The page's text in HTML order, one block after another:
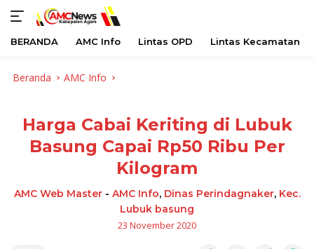
BERANDA AMC Info Lintas OPD Lintas Kecamatan
Beranda AMC Info
Harga Cabai Keriting di Lubuk
Basung Capai Rp50 Ribu Per
Kilogram
AMC Web Master- AMC Info, Dinas Perindagnaker, Kec.
Lubuk basung
23 November 2020